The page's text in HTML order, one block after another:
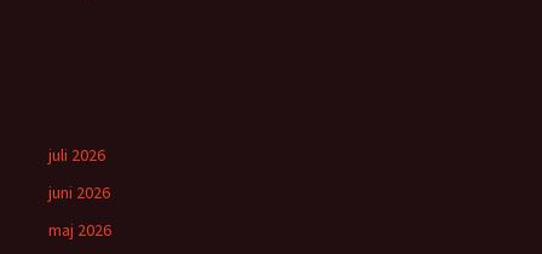
juli 2026
juni 2026
maj 2026